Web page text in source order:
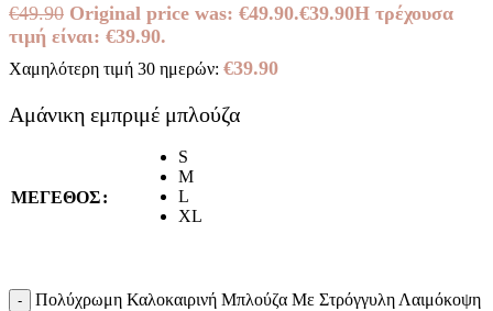
€49.90 Original price was: €49.90.€39.90Η τρέχουσα
τιμή είναι: €39.90.
Χαμηλότερη τιμή 30 ημερών: €39.90
Αμάνικη εμπριμέ μπλούζα
ΜΕΓΕΘΟΣ
S
M
L
XL
Πολύχρωμη Καλοκαιρινή Μπλούζα Με Στρόγγυλη Λαιμόκοψη